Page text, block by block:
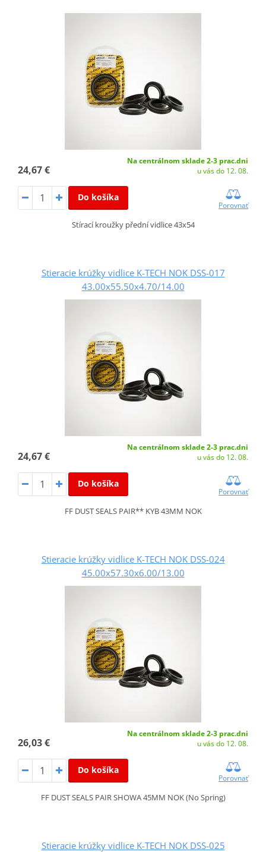
24,67 €
Na centrálnom sklade 2-3 prac.dni
u vás do 12. 08.
Do košíka
Porovnať
Stírací kroužky přední vidlice 43x54
Stieracie krúžky vidlice K-TECH NOK DSS-017
43.00x55.50x4.70/14.00
24,67 €
Na centrálnom sklade 2-3 prac.dni
u vás do 12. 08.
Do košíka
Porovnať
FF DUST SEALS PAIR** KYB 43MM NOK
Stieracie krúžky vidlice K-TECH NOK DSS-024
45.00x57.30x6.00/13.00
26,03 €
Na centrálnom sklade 2-3 prac.dni
u vás do 12. 08.
Do košíka
Porovnať
FF DUST SEALS PAIR SHOWA 45MM NOK (No Spring)
Stieracie krúžky vidlice K-TECH NOK DSS-025